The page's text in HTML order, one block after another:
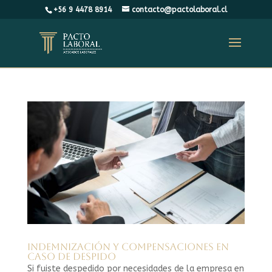
+56 9 4478 8914 contacto@pactolaboral.cl
Indemnización y compensaciones en
caso de despido
Si fuiste despedido por necesidades de la empresa en